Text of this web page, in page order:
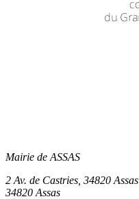
Mairie de ASSAS
2 Av. de Castries, 34820 Assas
34820 Assas